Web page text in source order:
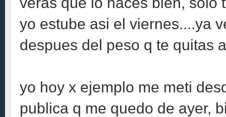
yo estube asi el viernes....ya
despues del peso q te quitas
yo hoy x ejemplo me meti
publica q me quedo de ayer,